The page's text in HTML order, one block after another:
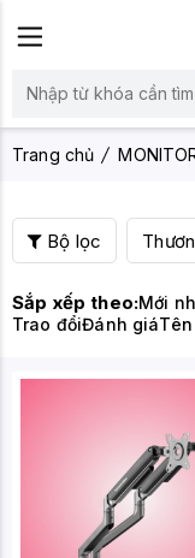
Trang chủ
Bộ lọc
Sắp xếp theo:Mới
Trao đổiĐánh giá